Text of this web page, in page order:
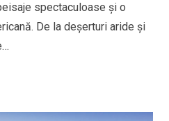
spectaculoase și o
De la deșerturi aride și